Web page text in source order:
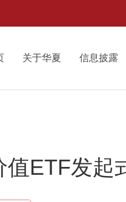
关于华夏 信息披露
ETF发起